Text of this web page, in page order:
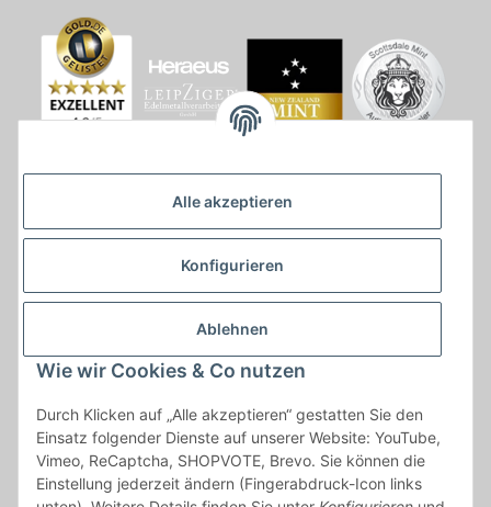
Alle akzeptieren
Konfigurieren
Ablehnen
Wie wir Cookies & Co nutzen
Durch Klicken auf „Alle akzeptieren“ gestatten Sie den
Einsatz folgender Dienste auf unserer Website: YouTube,
Vimeo, ReCaptcha, SHOPVOTE, Brevo. Sie können die
Einstellung jederzeit ändern (Fingerabdruck-Icon links
* * Lieferzeiten gelten ab Zahlungseingang und innerhalb
Deutschland.Irrtümer vorbehalten. Angaben zur
Auflagenhöhe, Durchmesser, etc. werden nicht garantiert. Der
Kaufvertrag bleibt davon unbetroffen. Alle angegebenen Preise